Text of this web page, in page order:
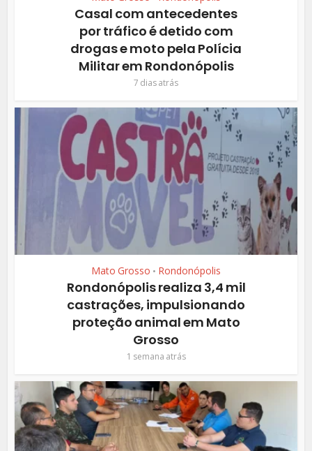
Casal com antecedentes
por tráfico é detido com
drogas e moto pela Polícia
Militar em Rondonópolis
7 dias atrás
Mato Grosso • Rondonópolis
Rondonópolis realiza 3,4 mil
castrações, impulsionando
proteção animal em Mato
Grosso
1 semana atrás